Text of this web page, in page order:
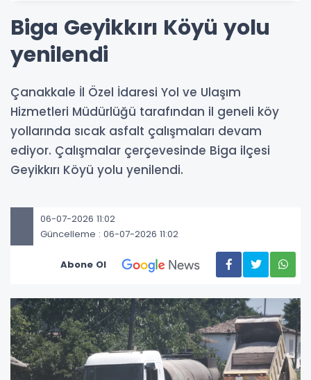
Biga Geyikkırı Köyü yolu
yenilendi
Çanakkale İl Özel İdaresi Yol ve Ulaşım
Hizmetleri Müdürlüğü tarafından il geneli köy
yollarında sıcak asfalt çalışmaları devam
ediyor. Çalışmalar çerçevesinde Biga ilçesi
Geyikkırı Köyü yolu yenilendi.
06-07-2026 11:02
Güncelleme : 06-07-2026 11:02
Abone Ol